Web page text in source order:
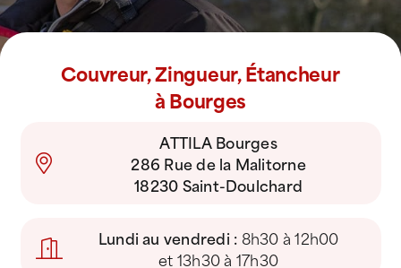
Rejoignez-nous
Couvreur, Zingueur, Étancheur
à Bourges
ATTILA Bourges
286 Rue de la Malitorne
18230 Saint-Doulchard
Lundi au vendredi : 8h30 à 12h00
et 13h30 à 17h30